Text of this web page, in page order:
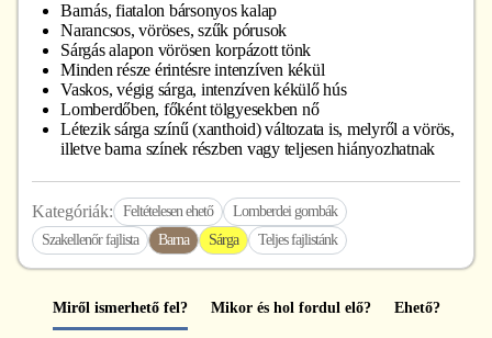
Barnás, fiatalon bársonyos kalap
Narancsos, vöröses, szűk pórusok
Sárgás alapon vörösen korpázott tönk
Minden része érintésre intenzíven kékül
Vaskos, végig sárga, intenzíven kékülő hús
Lomberdőben, főként tölgyesekben nő
Létezik sárga színű (xanthoid) változata is, melyről a vörös,
illetve barna színek részben vagy teljesen hiányozhatnak
Kategóriák: Feltételesen ehető
Lomberdei gombák
Szakellenőr fajlista
Barna Sárga Teljes fajlistánk
Miről ismerhető fel? Mikor és hol fordul elő? Ehető?